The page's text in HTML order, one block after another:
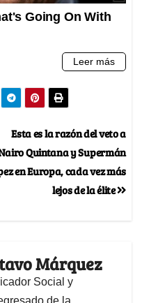
Esta es la razón del veto a
Quintana y Supermán
en Europa, cada vez más
lejos de la élite
Márquez
Social y
de la